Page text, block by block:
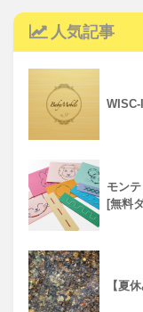
人気記事
モン
[無料
【夏